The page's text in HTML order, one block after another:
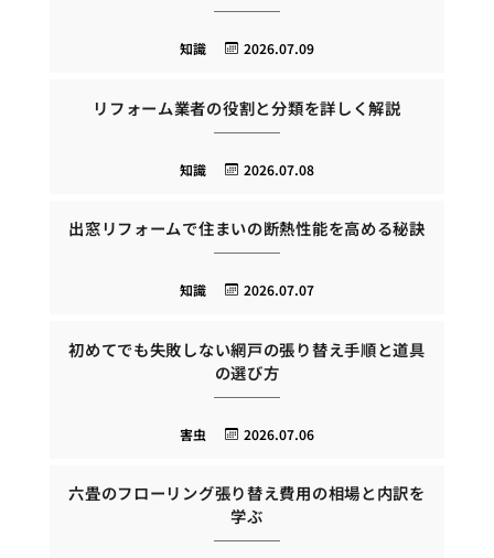
2026.07.09
知識
リフォーム業者の役割と分類を詳しく解説
2026.07.08
知識
出窓リフォームで住まいの断熱性能を高める秘訣
2026.07.07
知識
初めてでも失敗しない網戸の張り替え手順と道具
の選び方
2026.07.06
害虫
六畳のフローリング張り替え費用の相場と内訳を
学ぶ